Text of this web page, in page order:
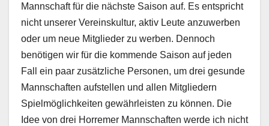
Mannschaft für die nächste Saison auf. Es entspricht
nicht unserer Vereinskultur, aktiv Leute anzuwerben
oder um neue Mitglieder zu werben. Dennoch
benötigen wir für die kommende Saison auf jeden
Fall ein paar zusätzliche Personen, um drei gesunde
Mannschaften aufstellen und allen Mitgliedern
Spielmöglichkeiten gewährleisten zu können. Die
Idee von drei Horremer Mannschaften werde ich nicht